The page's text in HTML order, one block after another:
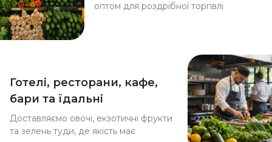
оптом для роздрібної торгівлі
Готелі, ресторани, кафе,
бари та їдальні
Доставляємо овочі, екзотичні фрукти
та зелень туди, де якість має